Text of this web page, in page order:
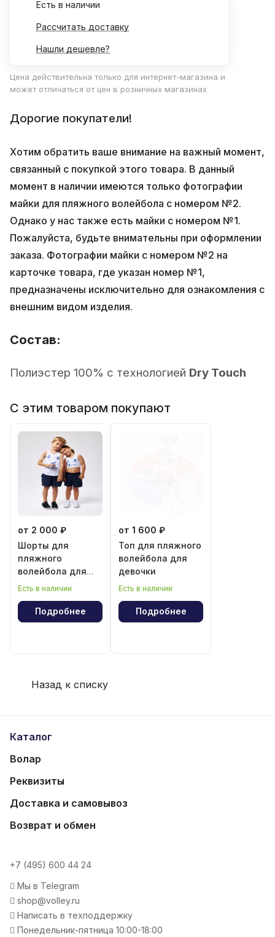
Есть в наличии
Рассчитать доставку
Нашли дешевле?
Цена действительна только для интернет-магазина и
может отличаться от цен в розничных магазинах
Дорогие покупатели!
Хотим обратить ваше внимание на важный момент,
связанный с покупкой этого товара. В данный
момент в наличии имеются только фотографии
майки для пляжного волейбола с номером №2.
Однако у нас также есть майки с номером №1.
Пожалуйста, будьте внимательны при оформлении
заказа. Фотографии майки с номером №2 на
карточке товара, где указан номер №1,
предназначены исключительно для ознакомления с
внешним видом изделия.
Состав:
Полиэстер 100% с технологией Dry Touch
С этим товаром покупают
от 2 000 ₽
Шорты для
пляжного
волейбола для
мальчика и
Есть в наличии
Подробнее
от 1 600 ₽
Топ для пляжного
волейбола для
девочки
Есть в наличии
Подробнее
Назад к списку
Каталог
Волар
Реквизиты
Доставка и самовывоз
Возврат и обмен
+7 (495) 600 44 24
Мы в Telegram
shop@volley.ru
Написать в техподдержку
Понедельник-пятница 10:00-18:00